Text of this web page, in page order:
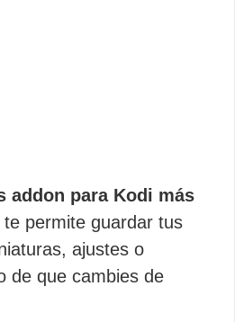
addon para Kodi más
te permite guardar tus
ajustes o
de que cambies de